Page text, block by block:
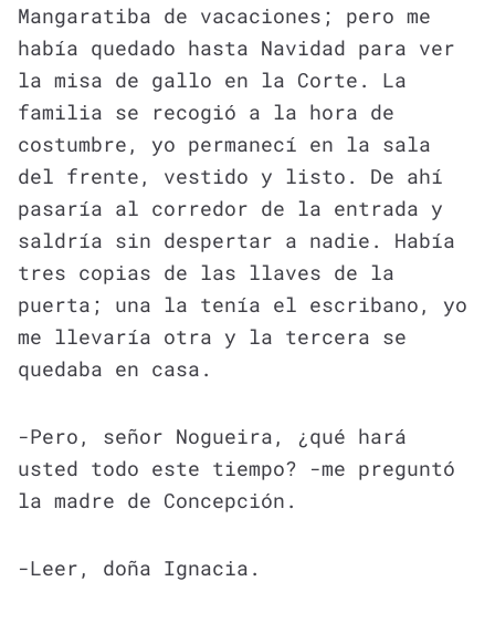
Mangaratiba de vacaciones; pero me
había quedado hasta Navidad para ver
la misa de gallo en la Corte. La
familia se recogió a la hora de
costumbre, yo permanecí en la sala
del frente, vestido y listo. De ahí
pasaría al corredor de la entrada y
saldría sin despertar a nadie. Había
tres copias de las llaves de la
puerta; una la tenía el escribano, yo
me llevaría otra y la tercera se
quedaba en casa.
-Pero, señor Nogueira, ¿qué hará
usted todo este tiempo? -me preguntó
la madre de Concepción.
-Leer, doña Ignacia.